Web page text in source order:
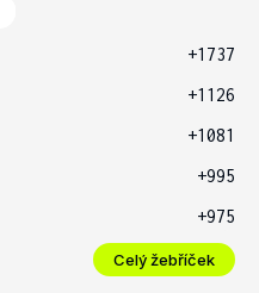
+1737
+1126
+1081
+995
+975
Celý žebříček